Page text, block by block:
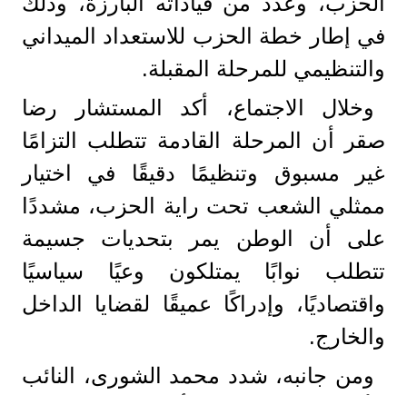
في إطار خطة الحزب للاستعداد الميداني
والتنظيمي للمرحلة المقبلة.
وخلال الاجتماع، أكد المستشار رضا
صقر أن المرحلة القادمة تتطلب التزامًا
غير مسبوق وتنظيمًا دقيقًا في اختيار
ممثلي الشعب تحت راية الحزب، مشددًا
على أن الوطن يمر بتحديات جسيمة
تتطلب نوابًا يمتلكون وعيًا سياسيًا
واقتصاديًا، وإدراكًا عميقًا لقضايا الداخل
والخارج.
ومن جانبه، شدد محمد الشورى، النائب